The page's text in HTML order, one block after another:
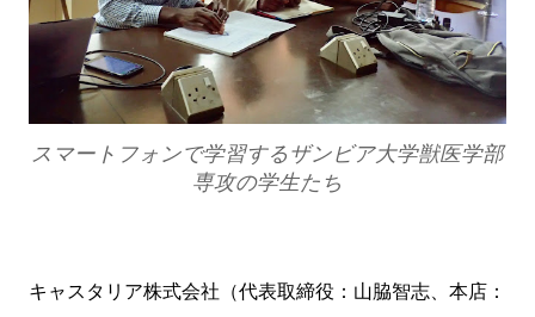
スマートフォンで学習するザンビア大学獣医学部
専攻の学生たち
キャスタリア株式会社（代表取締役：山脇智志、本店：